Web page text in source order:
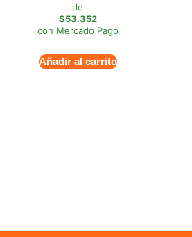
de
$53.352
con Mercado Pago
Añadir al carrito